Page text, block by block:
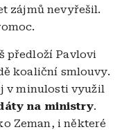
zájmů nevyřešil.
předloží Pavlovi
koaliční smlouvy.
v minulosti využil
na ministry.
Zeman, i některé